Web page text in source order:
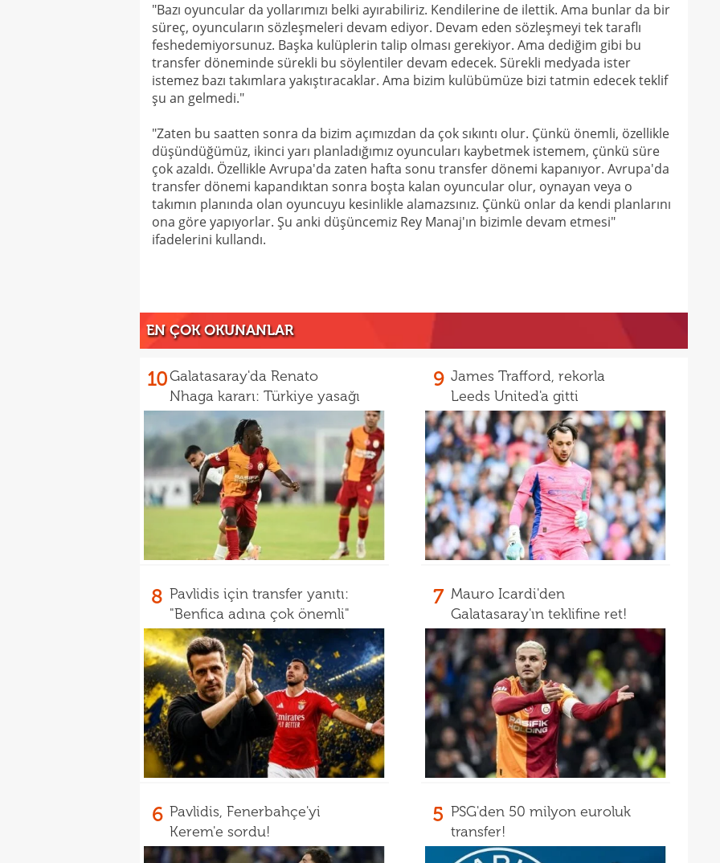
"Bazı oyuncular da yollarımızı belki ayırabiliriz. Kendilerine de ilettik. Ama bunlar da bir
süreç, oyuncuların sözleşmeleri devam ediyor. Devam eden sözleşmeyi tek taraflı
feshedemiyorsunuz. Başka kulüplerin talip olması gerekiyor. Ama dediğim gibi bu
transfer döneminde sürekli bu söylentiler devam edecek. Sürekli medyada ister
istemez bazı takımlara yakıştıracaklar. Ama bizim kulübümüze bizi tatmin edecek teklif
şu an gelmedi."
"Zaten bu saatten sonra da bizim açımızdan da çok sıkıntı olur. Çünkü önemli, özellikle
düşündüğümüz, ikinci yarı planladığımız oyuncuları kaybetmek istemem, çünkü süre
çok azaldı. Özellikle Avrupa'da zaten hafta sonu transfer dönemi kapanıyor. Avrupa'da
transfer dönemi kapandıktan sonra boşta kalan oyuncular olur, oynayan veya o
takımın planında olan oyuncuyu kesinlikle alamazsınız. Çünkü onlar da kendi planlarını
ona göre yapıyorlar. Şu anki düşüncemiz Rey Manaj'ın bizimle devam etmesi"
ifadelerini kullandı.
EN ÇOK OKUNANLAR
10Galatasaray'da Renato
Nhaga kararı: Türkiye yasağı
9 James Trafford, rekorla
Leeds United'a gitti
8 Pavlidis için transfer yanıtı:
"Benfica adına çok önemli"
7 Mauro Icardi'den
Galatasaray'ın teklifine ret!
6 Pavlidis, Fenerbahçe'yi
Kerem'e sordu!
5 PSG'den 50 milyon euroluk
transfer!